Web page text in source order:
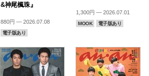
&神尾楓珠』
880円 — 2026.07.08
電子版あり
1,300円 — 2026.07.01
MOOK 電子版あり